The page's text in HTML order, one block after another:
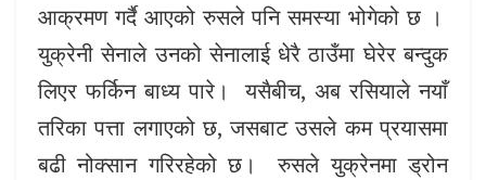
आक्रमण गर्दै आएको रुसले पनि समस्या भोगेको छ ।
युक्रेनी सेनाले उनको सेनालाई धेरै ठाउँमा घेरेर बन्दुक
लिएर फर्किन बाध्य पारे। यसैबीच, अब रसियाले नयाँ
तरिका पत्ता लगाएको छ, जसबाट उसले कम प्रयासमा
बढी नोक्सान गरिरहेको छ। रुसले युक्रेनमा ड्रोन